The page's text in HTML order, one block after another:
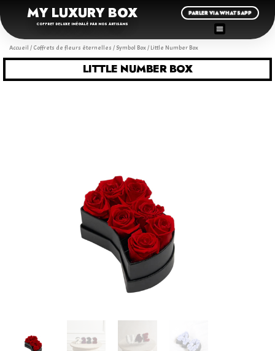
MY LUXURY BOX
COFFRET DELUXE INÉGALÉ PAR NOS ARTISANS
PARLER VIA WHATSAPP
Accueil / Coffrets de fleurs éternelles / Symbol Box/ Little Number Box
LITTLE NUMBER BOX